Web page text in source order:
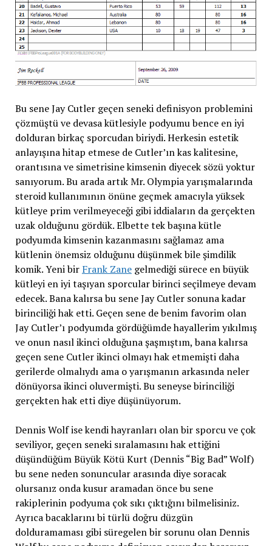
Bu sene Jay Cutler geçen seneki definisyon problemini
çözmüştü ve devasa kütlesiyle podyumu bence en iyi
dolduran birkaç sporcudan biriydi. Herkesin estetik
anlayışına hitap etmese de Cutler’ın kas kalitesine,
orantısına ve simetrisine kimsenin diyecek sözü yoktur
sanıyorum. Bu arada artık Mr. Olympia yarışmalarında
steroid kullanımının önüne geçmek amacıyla yüksek
kütleye prim verilmeyeceği gibi iddiaların da gerçekten
uzak olduğunu gördük. Elbette tek başına kütle
podyumda kimsenin kazanmasını sağlamaz ama
kütlenin önemsiz olduğunu düşünmek bile şimdilik
komik. Yeni bir Frank Zanegelmediği sürece en büyük
kütleyi en iyi taşıyan sporcular birinci seçilmeye devam
edecek. Bana kalırsa bu sene Jay Cutler sonuna kadar
birinciliği hak etti. Geçen sene de benim favorim olan
Jay Cutler’ı podyumda gördüğümde hayallerim yıkılmış
ve onun nasıl ikinci olduğuna şaşmıştım, bana kalırsa
geçen sene Cutler ikinci olmayı hak etmemişti daha
gerilerde olmalıydı ama o yarışmanın arkasında neler
dönüyorsa ikinci oluvermişti. Bu seneyse birinciliği
gerçekten hak etti diye düşünüyorum.
Dennis Wolf ise kendi hayranları olan bir sporcu ve çok
seviliyor, geçen seneki sıralamasını hak ettiğini
düşündüğüm Büyük Kötü Kurt (Dennis “Big Bad” Wolf)
bu sene neden sonuncular arasında diye soracak
olursanız onda kusur aramadan önce bu sene
rakiplerinin podyuma çok sıkı çıktığını bilmelisiniz.
Ayrıca bacaklarını bi türlü doğru düzgün
dolduramaması gibi süregelen bir sorunu olan Dennis